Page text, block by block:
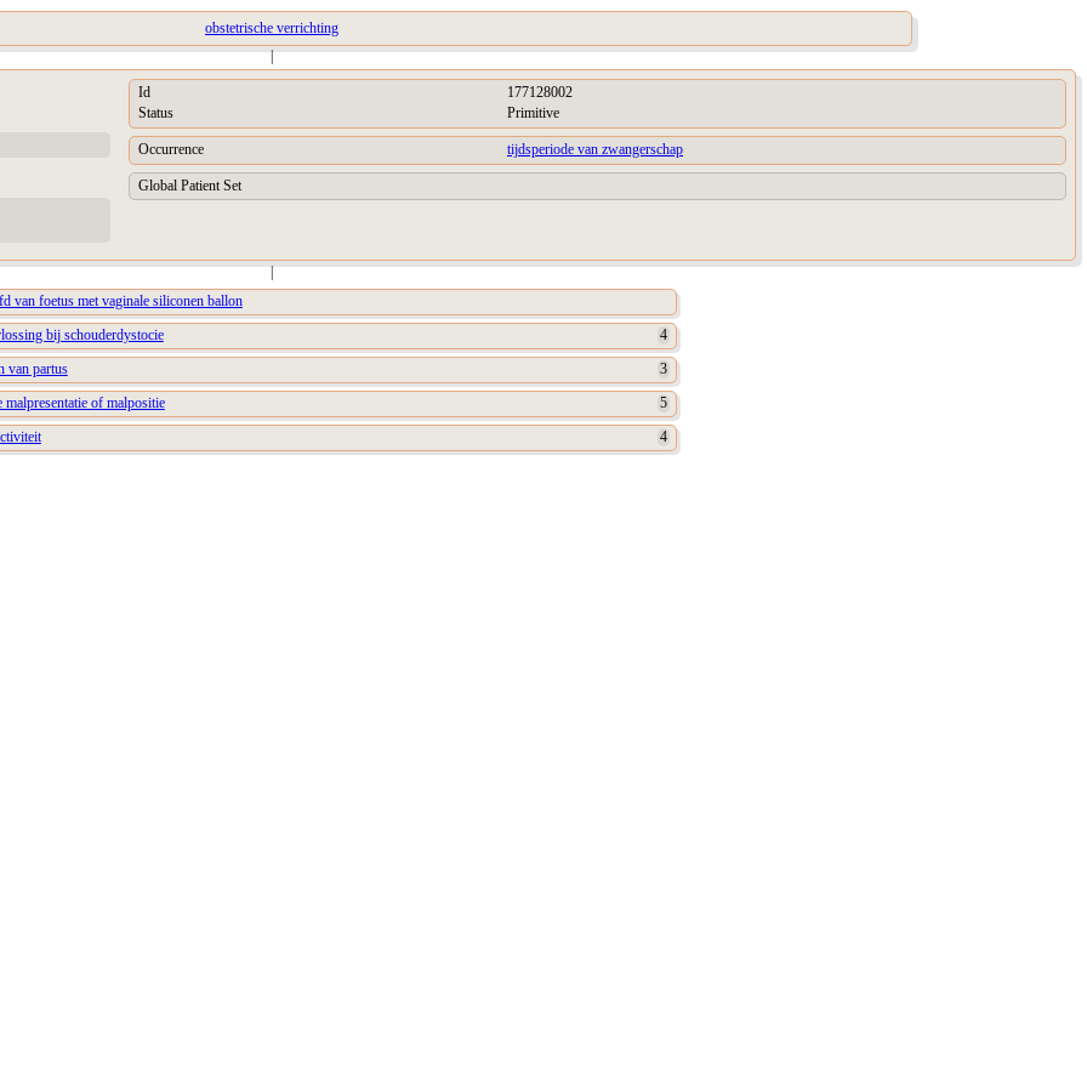
obstetrische verrichting
|
Id
177128002
Status
Primitive
Occurrence tijdsperiode van zwangerschap
Global Patient Set
|
van foetus met vaginale siliconen ballon
bij schouderdystocie
4
van partus
3
malpresentatie of malpositie
5
4